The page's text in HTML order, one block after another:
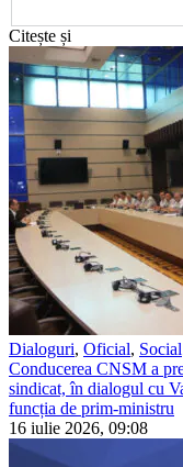
Citește și
Dialoguri, Oficial, Social
Conducerea CNSM a
sindicat, în dialogul cu
funcția de prim-ministru
16 iulie 2026, 09:08